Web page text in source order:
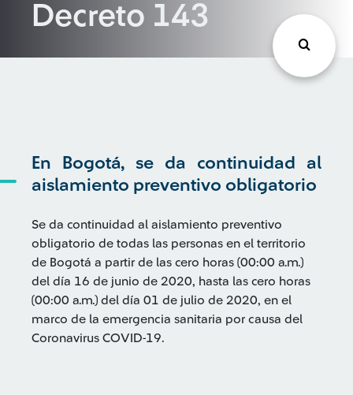
Decreto 143
En Bogotá, se da continuidad al
aislamiento preventivo obligatorio
Se da continuidad al aislamiento preventivo
obligatorio de todas las personas en el territorio
de Bogotá a partir de las cero horas (00:00 a.m.)
del día 16 de junio de 2020, hasta las cero horas
(00:00 a.m.) del día 01 de julio de 2020, en el
marco de la emergencia sanitaria por causa del
Coronavirus COVID-19.